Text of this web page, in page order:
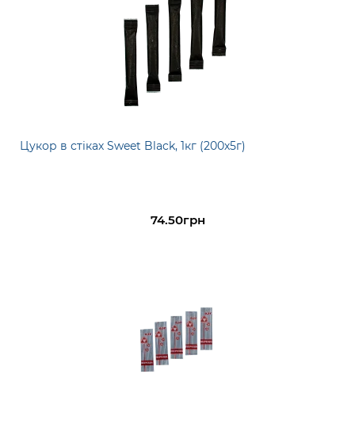
Цукор в стіках Sweet Black, 1кг (200х5г)
74.50грн